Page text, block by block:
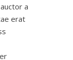
a
erat